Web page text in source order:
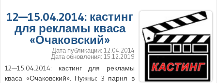
12—15.04.2014: кастинг
для рекламы кваса
«Очаковский»
Дата публикации: 12.04.2014
Дата обновления: 15.12.2019
12—15.04.2014: кастинг для рекламы
кваса «Очаковский». Нужны: 3 парня в